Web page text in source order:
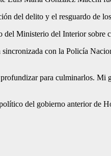
del delito y el resguardo de
Mi­nisterio del Interior sobre
con la Policía
para culminarlos. Mi
del gobierno anterior de